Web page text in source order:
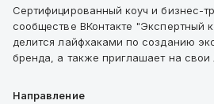
Сертифицированный коуч и бизнес-
сообществе ВКонтакте "Экспертный
делится лайфхаками по созданию
бренда, а также приглашает на свои
Направление